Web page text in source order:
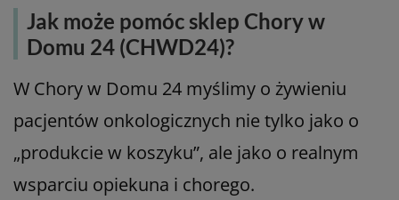
ma nasilone nudności, wymioty, biegunki,
ma nowotwór głowy i szyi i trudności w
przyjmowaniu tradycyjnych posiłków są bardzo
duże,
planujesz, by nutridrinki lub inne doustne
preparaty odżywcze stanowiły jedyne źródło
pożywienia.
Specjalista medycyny żywienia, dietetyk lub